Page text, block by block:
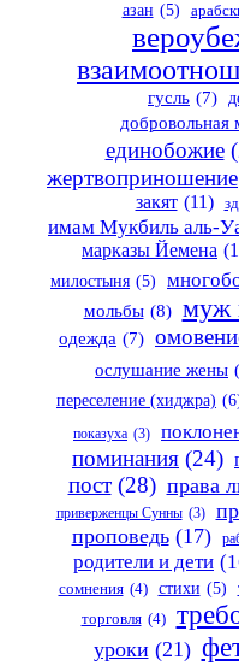
азан (5)
гусль (7)
добровольная
единобожие
жертвоприношение
закят (11)
имам Мукбиль аль-
марказы Йемена
милостыня (5)
мольбы (8) муж
одежда (7)
ослушание жены
переселение (хиджра)
показуха (3)
поминания (24)
пост (28) права
приверженцы Сунны (3)
проповедь (17)
родители и дети
сомнения (4) стихи (5)
торговля (4)
уроки (21)